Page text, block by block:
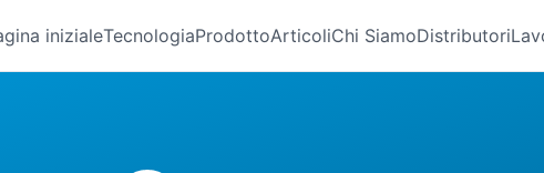
inizialeTecnologiaProdottoArticoliChi SiamoDistributori